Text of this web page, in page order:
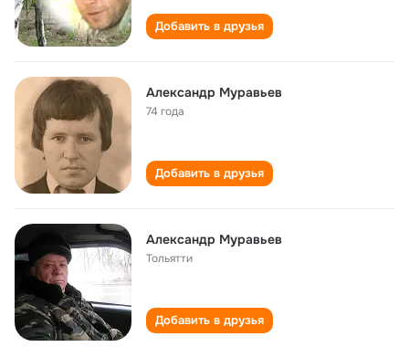
Добавить в друзья
Александр Муравьев
74 года
Добавить в друзья
Александр Муравьев
Тольятти
Добавить в друзья